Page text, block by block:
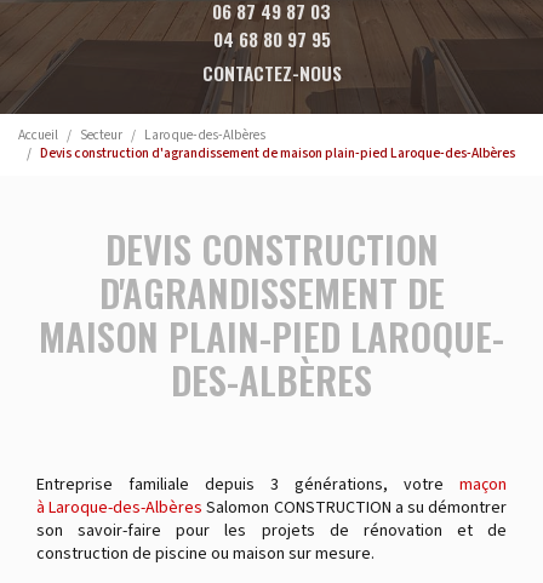
06 87 49 87 03
04 68 80 97 95
CONTACTEZ-NOUS
Accueil Secteur
Laroque-des-Albères
Devis construction d'agrandissement de maison plain-pied Laroque-des-Albères
DEVIS CONSTRUCTION
D'AGRANDISSEMENT DE
MAISON PLAIN-PIED LAROQUE-
DES-ALBÈRES
Entreprise familiale depuis 3 générations, votre maçon
à Laroque-des-Albères Salomon CONSTRUCTION a su démontrer
son savoir-faire pour les projets de rénovation et de
construction de piscine ou maison sur mesure.